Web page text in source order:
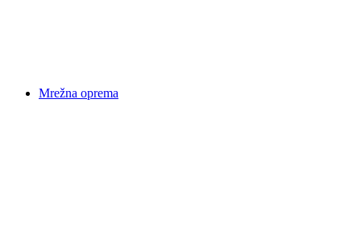
Mrežna oprema